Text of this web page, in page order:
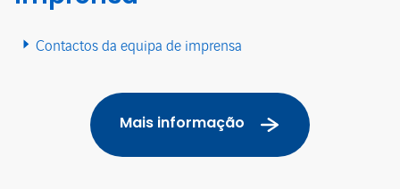
Contactos da equipa de imprensa
Mais informação